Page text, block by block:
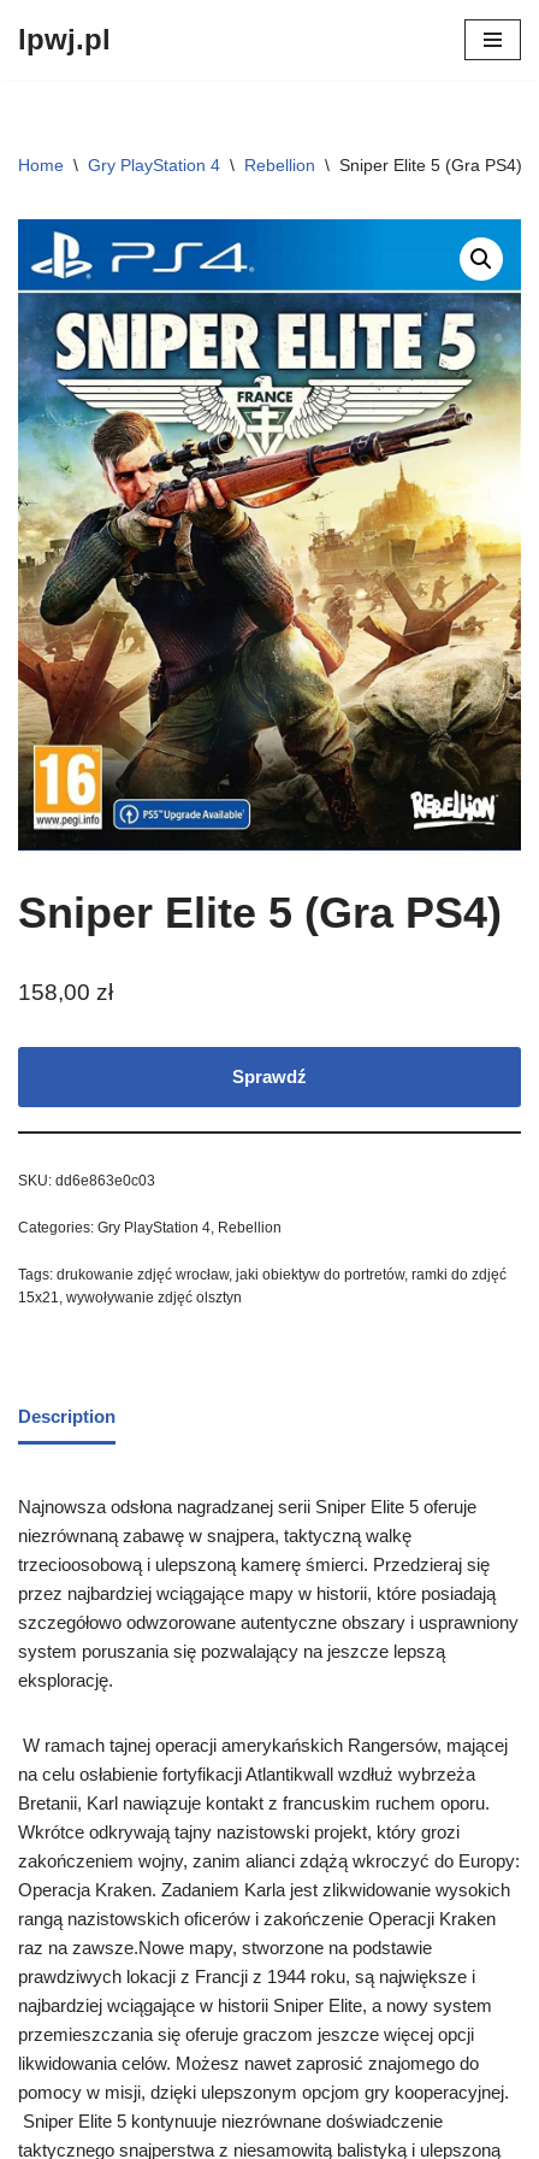
lpwj.pl
Home \ Gry PlayStation 4 \ Rebellion \ Sniper Elite 5 (Gra PS4)
Sniper Elite 5 (Gra PS4)
158,00 zł
Sprawdź
SKU: dd6e863e0c03
Categories: Gry PlayStation 4 Rebellion
Tags: drukowanie zdjęć wrocław, jaki obiektyw do portretów, ramki do zdjęć
15x21
wywoływanie zdjęć olsztyn
Description
Najnowsza odsłona nagradzanej serii Sniper Elite 5 oferuje
niezrównaną zabawę w snajpera, taktyczną walkę
trzecioosobową i ulepszoną kamerę śmierci. Przedzieraj się
przez najbardziej wciągające mapy w historii, które posiadają
szczegółowo odwzorowane autentyczne obszary i usprawniony
system poruszania się pozwalający na jeszcze lepszą
eksplorację.
W ramach tajnej operacji amerykańskich Rangersów, mającej
na celu osłabienie fortyfikacji Atlantikwall wzdłuż wybrzeża
Bretanii, Karl nawiązuje kontakt z francuskim ruchem oporu.
Wkrótce odkrywają tajny nazistowski projekt, który grozi
zakończeniem wojny, zanim alianci zdążą wkroczyć do Europy:
Operacja Kraken. Zadaniem Karla jest zlikwidowanie wysokich
rangą nazistowskich oficerów i zakończenie Operacji Kraken
raz na zawsze.Nowe mapy, stworzone na podstawie
prawdziwych lokacji z Francji z 1944 roku, są największe i
najbardziej wciągające w historii Sniper Elite, a nowy system
przemieszczania się oferuje graczom jeszcze więcej opcji
likwidowania celów. Możesz nawet zaprosić znajomego do
pomocy w misji, dzięki ulepszonym opcjom gry kooperacyjnej.
Sniper Elite 5 kontynuuje niezrównane doświadczenie
taktycznego snajperstwa z niesamowitą balistyką i ulepszoną